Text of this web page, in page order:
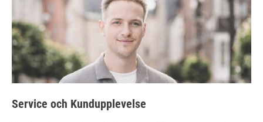
Service och Kundupplevelse